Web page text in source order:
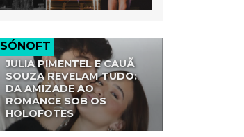
SÓNOFT
JULIA PIMENTEL E CAUÃ
SOUZA REVELAM TUDO:
DA AMIZADE AO
ROMANCE SOB OS
HOLOFOTES